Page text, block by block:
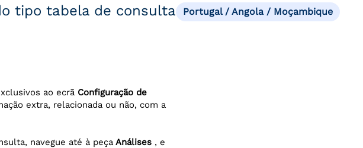
tipo tabela de consulta Portugal / Angola / Moçambique
ao ecrã Configuração de
extra, relacionada ou não, com a
navegue até à peça Análises , e